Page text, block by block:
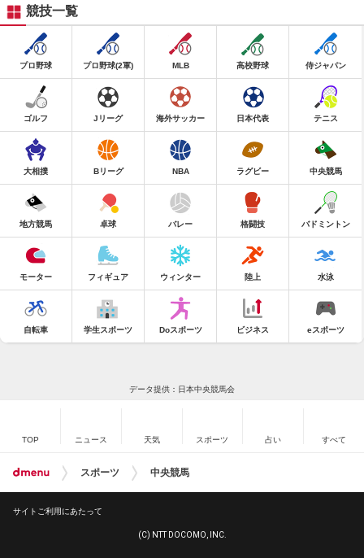
競技一覧
プロ野球 プロ野球(2軍) MLB 高校野球 侍ジャパン
ゴルフ Jリーグ 海外サッカー 日本代表 テニス
大相撲 Bリーグ NBA ラグビー 中央競馬
地方競馬 卓球 バレー 格闘技 バドミントン
モーター フィギュア ウィンター 陸上 水泳
自転車 学生スポーツ Doスポーツ ビジネス eスポーツ
データ提供：日本中央競馬会
TOP ニュース 天気 スポーツ 占い すべて
スポーツ 中央競馬
サイトご利用にあたって
(C) NTT DOCOMO, INC.